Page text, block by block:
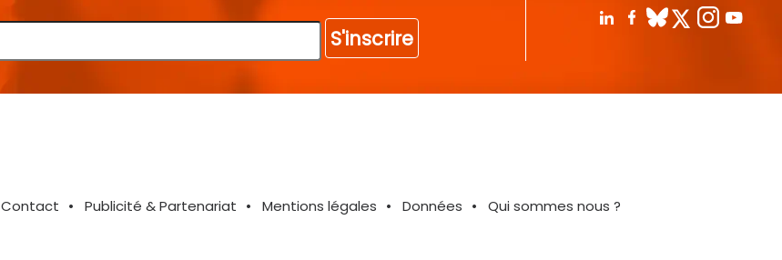
S'inscrire
Contact Publicité & Partenariat Mentions légales Données Qui sommes nous ?